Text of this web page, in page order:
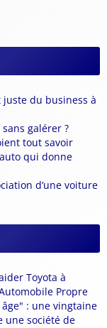
juste du business à
galérer ?
tout savoir
qui donne
d’une voiture
Toyota à
Propre
: une vingtaine
une société de